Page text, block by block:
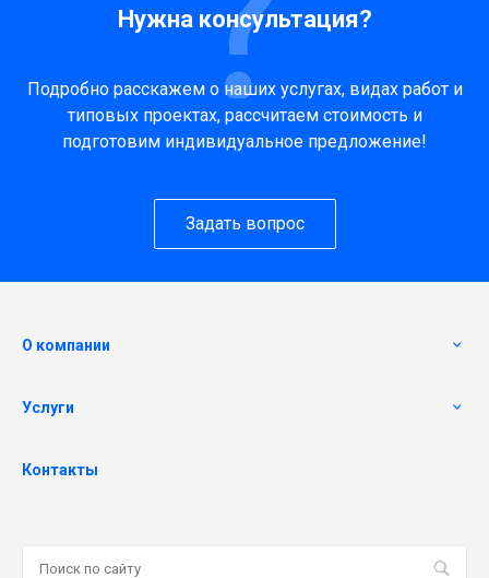
Нужна консультация?
Подробно расскажем о наших услугах, видах работ и
типовых проектах, рассчитаем стоимость и
подготовим индивидуальное предложение!
Задать вопрос
О компании
Услуги
Контакты